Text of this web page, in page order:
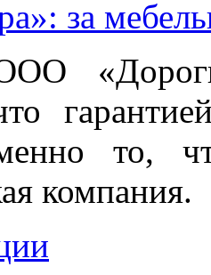
за
то,
компания.